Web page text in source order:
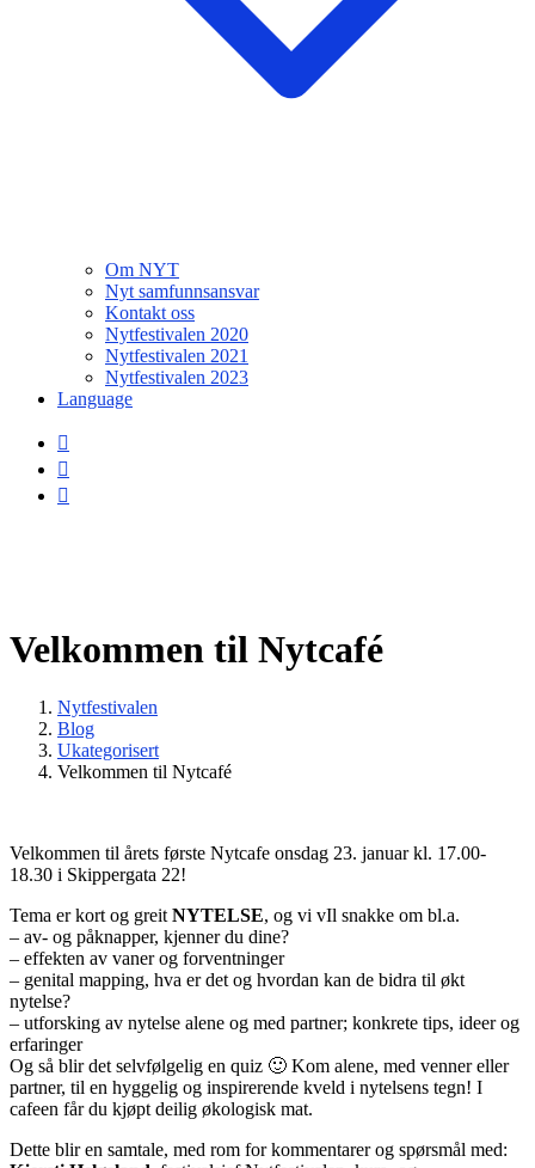
Om NYT
Nyt samfunnsansvar
Kontakt oss
Nytfestivalen 2020
Nytfestivalen 2021
Nytfestivalen 2023
Language
Velkommen til Nytcafé
Nytfestivalen
Blog
Ukategorisert
Velkommen til Nytcafé
Velkommen til årets første Nytcafe onsdag 23. januar kl. 17.00-
18.30 i Skippergata 22!
Tema er kort og greitNYTELSE, og vi vIl snakke om bl.a.
– av- og påknapper, kjenner du dine?
– effekten av vaner og forventninger
– genital mapping, hva er det og hvordan kan de bidra til økt
nytelse?
– utforsking av nytelse alene og med partner; konkrete tips, ideer og
erfaringer
Og så blir det selvfølgelig en quiz 🙂 Kom alene, med venner eller
partner, til en hyggelig og inspirerende kveld i nytelsens tegn! I
cafeen får du kjøpt deilig økologisk mat.
Dette blir en samtale, med rom for kommentarer og spørsmål med: